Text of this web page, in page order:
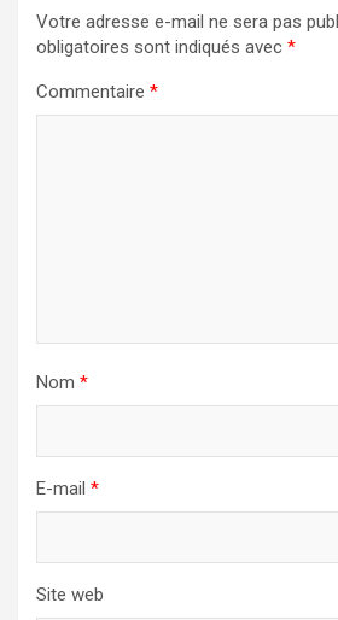
Votre adresse e-mail ne sera pas
obligatoires sont indiqués avec *
Commentaire *
Nom *
E-mail *
Site web